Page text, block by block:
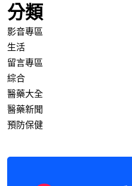
分類
影音專區
生活
留言專區
綜合
醫藥大全
醫藥新聞
預防保健